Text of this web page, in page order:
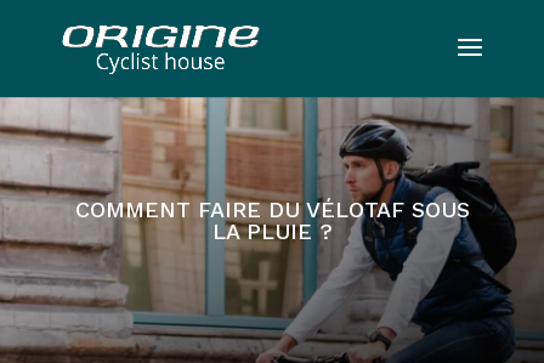
COMMENT FAIRE DU VÉLOTAF SOUS
LA PLUIE ?